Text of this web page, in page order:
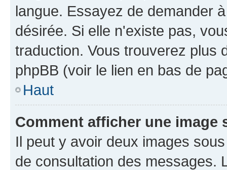
langue. Essayez de demander
désirée. Si elle n'existe pas,
traduction. Vous trouverez plus
phpBB (voir le lien en bas de
Haut
Comment afficher une image
Il peut y avoir deux images
de consultation des messages.